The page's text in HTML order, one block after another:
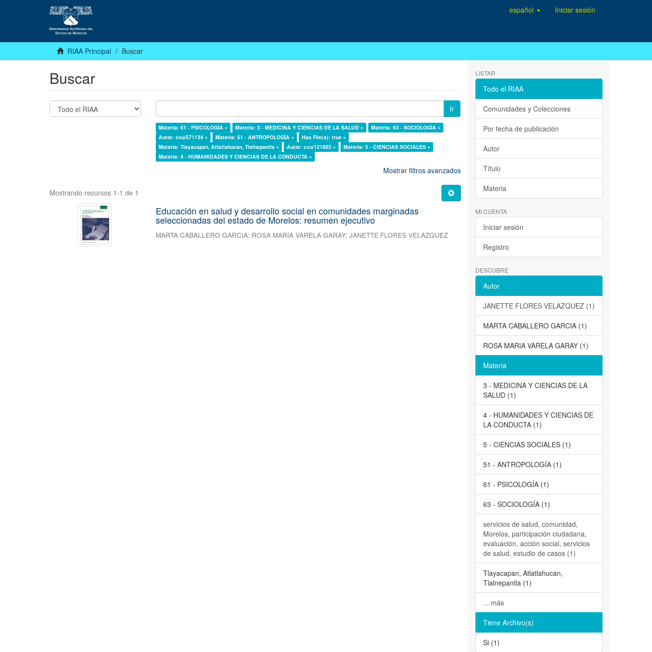
español Iniciar sesión
RIAA Principal Buscar
Buscar
Ir
Materia: 61 - PSICOLOGÍA × Materia: 3 - MEDICINA Y CIENCIAS DE LA SALUD ×
Materia: 63 - SOCIOLOGÍA ×
Autor: cvu/571134 ×
Materia: 51 - ANTROPOLOGÍA ×
Has File(s): true ×
Materia: Tlayacapan, Atlatlahucan, Tlalnepantla ×
Autor: cvu/121802 ×
Materia: 5 - CIENCIAS SOCIALES ×
Materia: 4 - HUMANIDADES Y CIENCIAS DE LA CONDUCTA ×
Mostrar filtros avanzados
Mostrando recursos 1-1 de 1
Educación en salud y desarrollo social en comunidades marginadas
seleccionadas del estado de Morelos: resumen ejecutivo
MARTA CABALLERO GARCIA; ROSA MARIA VARELA GARAY;JANETTE FLORES VELAZQUEZ
LISTAR
Todo el RIAA
Comunidades y Colecciones
Por fecha de publicación
Autor
Título
Materia
MI CUENTA
Iniciar sesión
Registro
DESCUBRE
Autor
JANETTE FLORES VELAZQUEZ (1)
MARTA CABALLERO GARCIA (1)
ROSA MARIA VARELA GARAY (1)
Materia
3 - MEDICINA Y CIENCIAS DE LA
SALUD (1)
4 - HUMANIDADES Y CIENCIAS DE
LA CONDUCTA (1)
5 - CIENCIAS SOCIALES (1)
51 - ANTROPOLOGÍA (1)
61 - PSICOLOGÍA (1)
63 - SOCIOLOGÍA (1)
servicios de salud, comunidad,
Morelos, participación ciudadana,
evaluación, acción social, servicios
de salud, estudio de casos (1)
Tlayacapan, Atlatlahucan,
Tlalnepantla (1)
... más
Tiene Archivo(s)
Si (1)